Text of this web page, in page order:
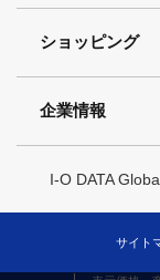
ショッピング
企業情報
I-O DATA
サイト